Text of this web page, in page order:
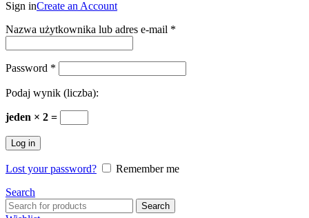
Sign inCreate an Account
Nazwa użytkownika lub adres e-mail *
Password *
Podaj wynik (liczba):
jeden × 2 =
Log in
Lost your password?
Remember me
Search
Search